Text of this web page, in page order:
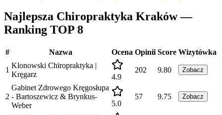
Najlepsza Chiropraktyka Kraków —
Ranking TOP 8
# Nazwa Ocena Opinii Score Wizytówka
1
Klonowski Chiropraktyka |
Kręgarz
4.9
202 9.80 Zobacz
2
Gabinet Zdrowego Kręgosłupa
- Bartoszewicz & Brynkus-
Weber
5.0
57 9.75 Zobacz